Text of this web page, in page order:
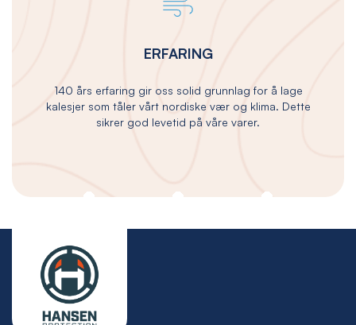
ERFARING
140 års erfaring gir oss solid grunnlag for å lage
kalesjer som tåler vårt nordiske vær og klima. Dette
sikrer god levetid på våre varer.